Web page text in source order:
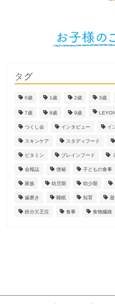
タグ
0歳 1歳 2歳 3歳
7歳 8歳 9歳
つくし会 インタビュー イ
スキンケア スタディフード
ビタミン ブレインフード
会報誌 便秘 子どもの食事
家族 幼児期 幼少期
歯磨き 睡眠 知育
鉄分欠乏症 食事 食物繊維